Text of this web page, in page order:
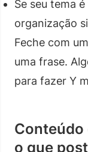
Se seu tema
organização
Feche com
uma frase.
para fazer Y
Conteúdo
o que